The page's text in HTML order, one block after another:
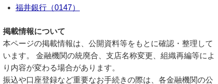
福井銀行（0147）
掲載情報について
本ページの掲載情報は、公開資料等をもとに確認・整理して
います。 金融機関の統廃合、支店名称変更、組織再編等によ
り内容が変わる場合があります。
振込や口座登録など重要なお手続きの際は、各金融機関の公